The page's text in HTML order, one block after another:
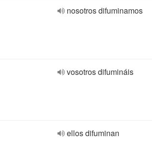
nosotros difuminamos
vosotros difumináis
ellos difuminan